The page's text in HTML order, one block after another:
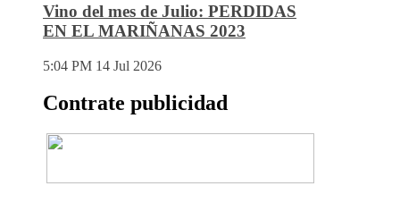
Vino del mes de Julio: PERDIDAS
EN EL MARIÑANAS 2023
5:04 PM 14 Jul 2026
Contrate publicidad